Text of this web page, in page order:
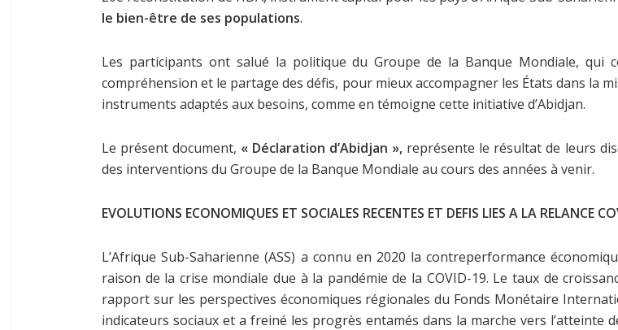
le bien-être de ses populations.
Les participants ont salué la politique du Groupe de la Banque Mondiale, qui
compréhension et le partage des défis, pour mieux accompagner les États dans la
instruments adaptés aux besoins, comme en témoigne cette initiative d’Abidjan.
Le présent document, « Déclaration d’Abidjan », représente le résultat de leurs
des interventions du Groupe de la Banque Mondiale au cours des années à venir.
EVOLUTIONS ECONOMIQUES ET SOCIALES RECENTES ET DEFIS LIES A LA RELANCE
L’Afrique Sub-Saharienne (ASS) a connu en 2020 la contreperformance
raison de la crise mondiale due à la pandémie de la COVID-19. Le taux de
rapport sur les perspectives économiques régionales du Fonds Monétaire
indicateurs sociaux et a freiné les progrès entamés dans la marche vers l’atteinte